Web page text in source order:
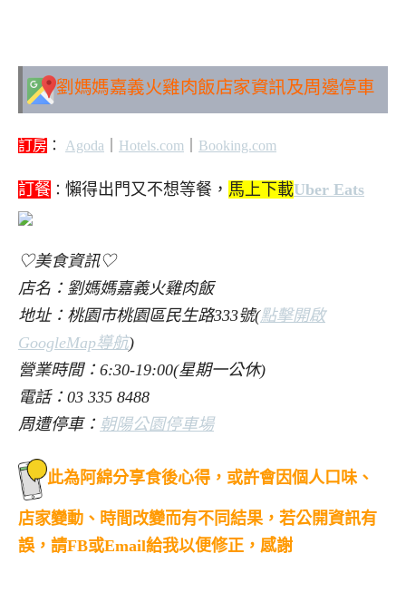
劉媽媽嘉義火雞肉飯店家資訊及周邊停車
訂房 ： Agoda Hotels.com Booking.com
訂餐 ： 懶得出門又不想等餐， 馬上下載Uber Eats
♡美食資訊♡
店名：劉媽媽嘉義火雞肉飯
地址：桃園市桃園區民生路333號(點擊開啟
GoogleMap導航)
營業時間：6:30-19:00(星期一公休)
電話：03 335 8488
周遭停車： 朝陽公園停車場
此為阿綿分享食後心得，或許會因個人口味、
店家變動、時間改變而有不同結果，若公開資訊有
誤，請FB或Email給我以便修正，感謝